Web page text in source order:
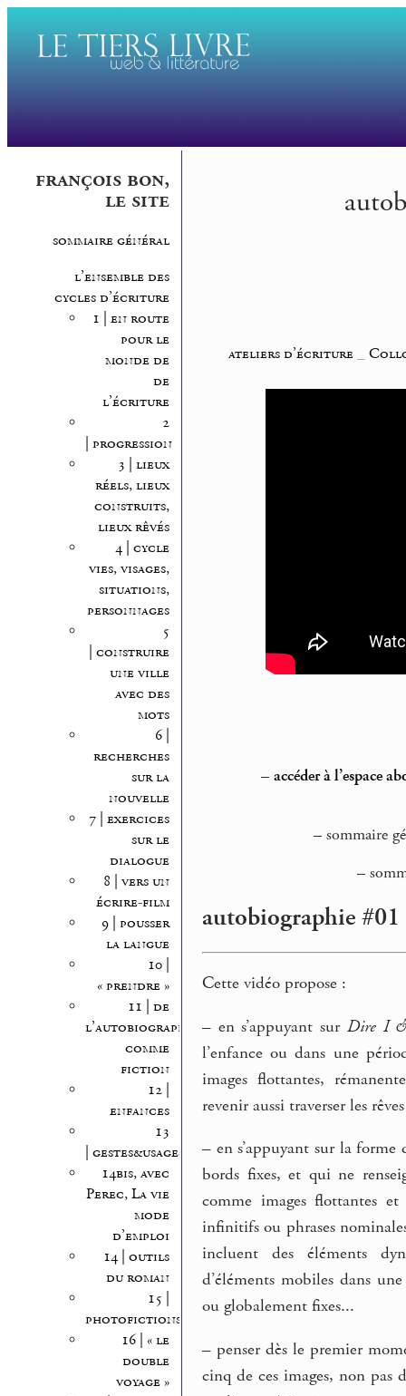
françois bon,
le site
sommaire général
l’ensemble des
cycles d’écriture
1 | en route
pour le
monde de
de
l’écriture
2
| progression
3 | lieux
réels, lieux
construits,
lieux rêvés
4 | cycle
vies, visages,
situations,
personnages
5
| construire
une ville
avec des
mots
6 |
recherches
sur la
nouvelle
7 | exercices
sur le
dialogue
8 | vers un
écrire-film
9 | pousser
la langue
10 |
« prendre »
11 | de
l’autobiographie
comme
fiction
12 |
enfances
13
| gestes&usages
14bis, avec
Perec, La vie
mode
d’emploi
14 | outils
du roman
15 |
photofictions
16 | « le
double
voyage »
ateliers d’écriture_
– accéder à l’espace
– sommaire
–
autobiographie
Cette vidéo propose :
– en s’appuyant sur Dire I
l’enfance ou dans une
images flottantes,
revenir aussi traverser les
– en s’appuyant sur la
bords fixes, et qui ne
comme images flottantes et
infinitifs ou phrases
incluent des éléments
d’éléments mobiles dans
ou globalement fixes...
– penser dès le premier
cinq de ces images, non pas